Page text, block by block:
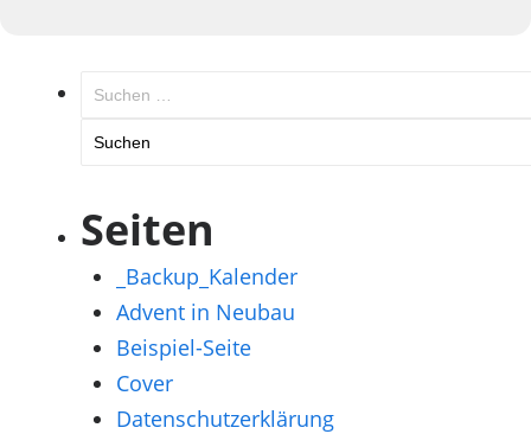
Suchen
Seiten
_Backup_Kalender
Advent in Neubau
Beispiel-Seite
Cover
Datenschutzerklärung